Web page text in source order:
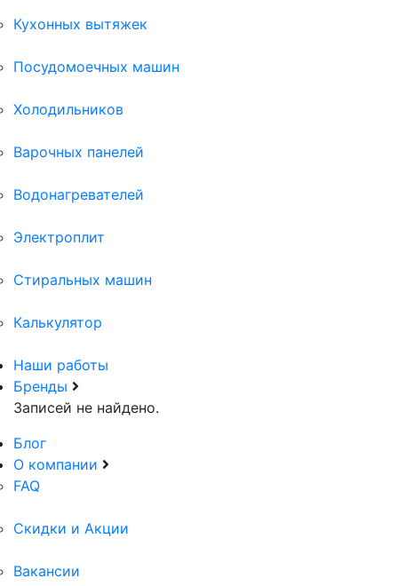
Кухонных вытяжек
Посудомоечных машин
Холодильников
Варочных панелей
Водонагревателей
Электроплит
Стиральных машин
Калькулятор
Наши работы
Бренды
Записей не найдено.
Блог
О компании
FAQ
Скидки и Акции
Вакансии